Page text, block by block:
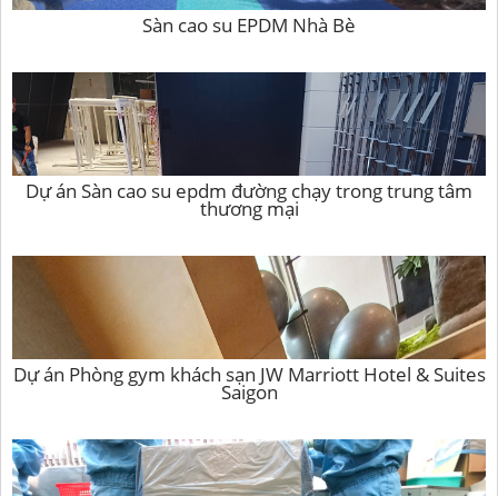
Sàn cao su EPDM Nhà Bè
Dự án Sàn cao su epdm đường chạy trong trung tâm
thương mại
Dự án Phòng gym khách sạn JW Marriott Hotel & Suites
Saigon